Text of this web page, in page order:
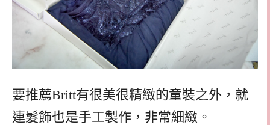
要推薦Britt有很美很精緻的童裝之外，就
連髮飾也是手工製作，非常細緻。